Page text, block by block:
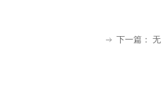
ꁹ 下一篇： 无